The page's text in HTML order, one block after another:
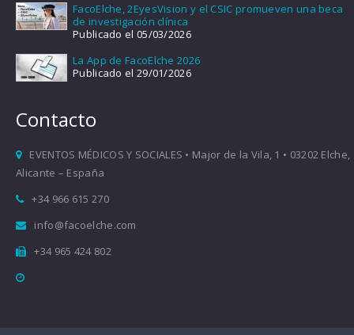
FacoElche, 2EyesVision y el CSIC promueven una beca
de investigación clínica
Publicado el 05/03/2026
La App de FacoElche 2026
Publicado el 29/01/2026
Contacto
EVENTOS MÉDICOS Y SOCIALES • Major de la Vila, 1 • 03202 Elche,
Alicante – España
+34 966 615 270
info@facoelche.com
+34 965 424 802